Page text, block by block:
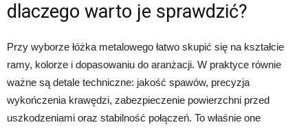
dlaczego warto je sprawdzić?
Przy wyborze łóżka metalowego łatwo skupić się na kształcie
ramy, kolorze i dopasowaniu do aranżacji. W praktyce równie
ważne są detale techniczne: jakość spawów, precyzja
wykończenia krawędzi, zabezpieczenie powierzchni przed
uszkodzeniami oraz stabilność połączeń. To właśnie one